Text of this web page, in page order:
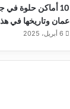
10 أماكن حلوة
عمان وتاريخها في
6 أبريل، 2025